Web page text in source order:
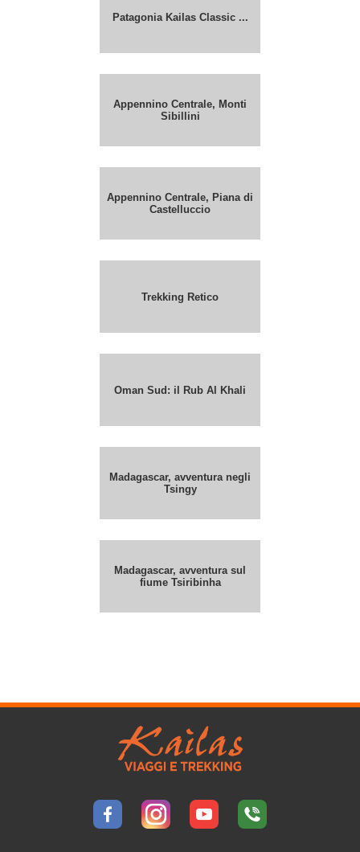
Patagonia Kailas Classic ...
Appennino Centrale, Monti
Sibillini
Appennino Centrale, Piana di
Castelluccio
Trekking Retico
Oman Sud: il Rub Al Khali
Madagascar, avventura negli
Tsingy
Madagascar, avventura sul
fiume Tsiribinha